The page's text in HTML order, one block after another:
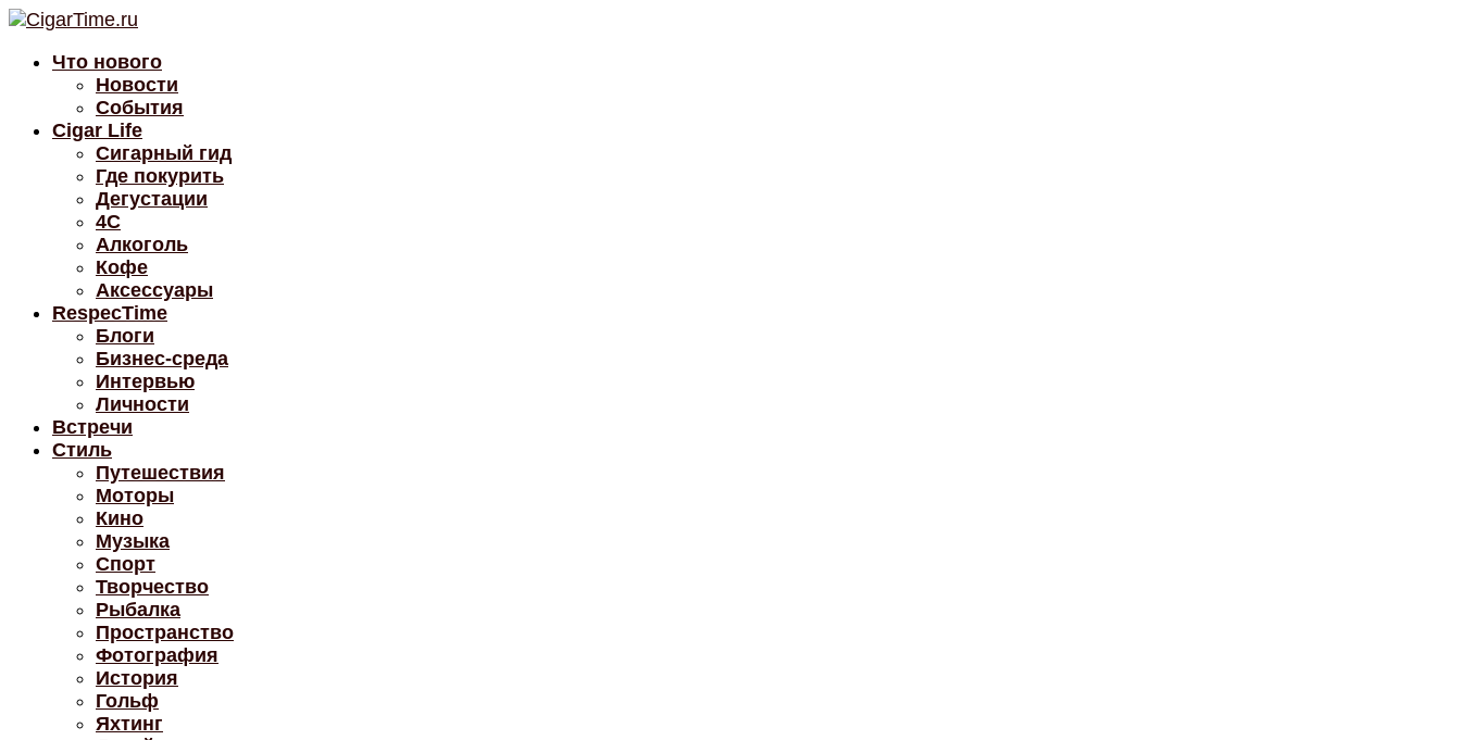
Что нового
Новости
События
Cigar Life
Сигарный гид
Где покурить
Дегустации
4C
Алкоголь
Кофе
Аксессуары
RespecTime
Блоги
Бизнес-среда
Интервью
Личности
Встречи
Стиль
Путешествия
Моторы
Кино
Музыка
Спорт
Творчество
Рыбалка
Пространство
Фотография
История
Гольф
Яхтинг